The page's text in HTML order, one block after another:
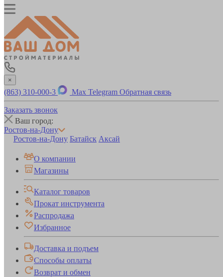
×
(863) 310-000-3 Max Telegram Обратная связь
Заказать звонок
Ваш город:
Ростов-на-Дону
Ростов-на-Дону Батайск Аксай
О компании
Магазины
Каталог товаров
Прокат инструмента
Распродажа
Избранное
Доставка и подъем
Способы оплаты
Возврат и обмен